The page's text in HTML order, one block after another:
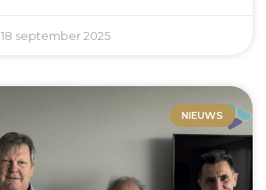
18 september 2025
NIEUWS